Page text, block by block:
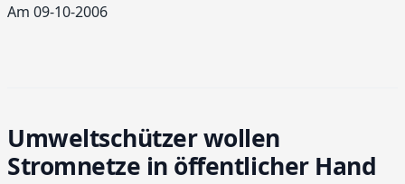
Am 09-10-2006
Umweltschützer wollen
Stromnetze in öffentlicher Hand